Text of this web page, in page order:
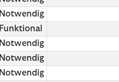
Notwendig
Funktional
Notwendig
Notwendig
Notwendig